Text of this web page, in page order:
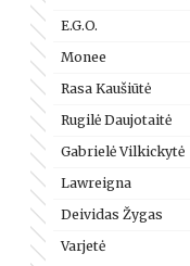
E.G.O.
Monee
Rasa Kaušiūtė
Rugilė Daujotaitė
Gabrielė Vilkickytė
Lawreigna
Deividas Žygas
Varjetė